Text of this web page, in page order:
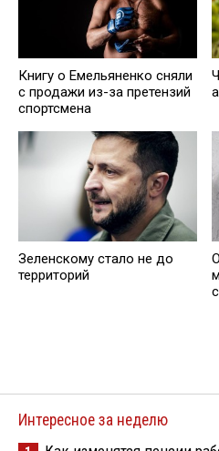
Книгу о Емельяненко сняли
с продажи из-за претензий
спортсмена
Зеленскому стало не до
территорий
Интересное за неделю